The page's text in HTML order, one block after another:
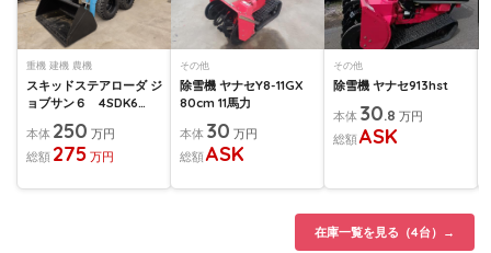
重機 建機 農機
スキッドステアローダ ジ
ョブサン６ 4SDK6
本体 250 万円
総額 275 万円
その他
除雪機 ヤナセY8-11GX
80cm 11馬力
本体 30 万円
総額 ASK
その他
除雪機 ヤナセ913hst
本体 30.8 万円
総額 ASK
在庫一覧を見る（4台）→